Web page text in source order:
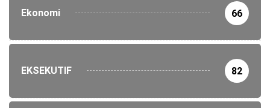
Ekonomi 66
EKSEKUTIF 82